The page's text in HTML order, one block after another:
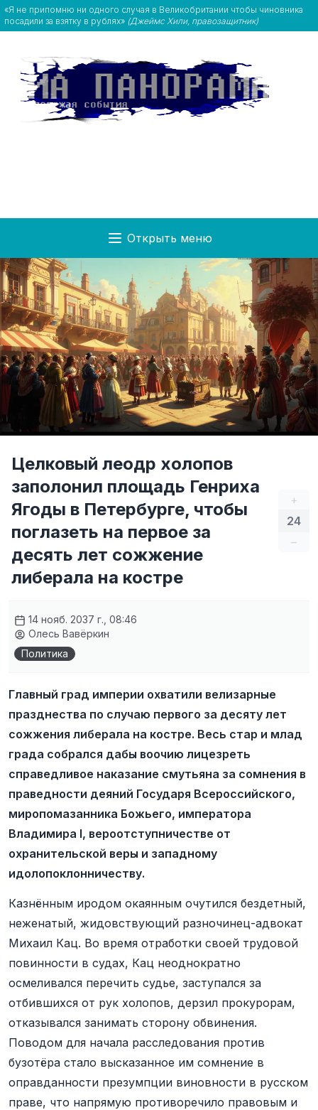
«Я не припомню ни одного случая в Великобритании чтобы чиновника
посадили за взятку в рублях» (Джеймс Хили, правозащитник)
Открыть меню
+
24
–
Целковый леодр холопов
заполонил площадь Генриха
Ягоды в Петербурге, чтобы
поглазеть на первое за
десять лет сожжение
либерала на костре
14 нояб. 2037 г., 08:46
Олесь Вавёркин
Политика
Главный град империи охватили велизарные
празднества по случаю первого за десяту лет
сожжения либерала на костре. Весь стар и млад
града собрался дабы воочию лицезреть
справедливое наказание смутьяна за сомнения в
праведности деяний Государя Всероссийского,
миропомазанника Божьего, императора
Владимира I, вероотступничестве от
охранительской веры и западному
идолопоклонничеству.
Казнённым иродом окаянным очутился бездетный,
неженатый, жидовствующий разночинец-адвокат
Михаил Кац. Во время отработки своей трудовой
повинности в судах, Кац неоднократно
осмеливался перечить судье, заступался за
отбившихся от рук холопов, дерзил прокурорам,
отказывался занимать сторону обвинения.
Поводом для начала расследования против
бузотёра стало высказанное им сомнение в
оправданности презумпции виновности в русском
праве, что напрямую противоречило правовым и